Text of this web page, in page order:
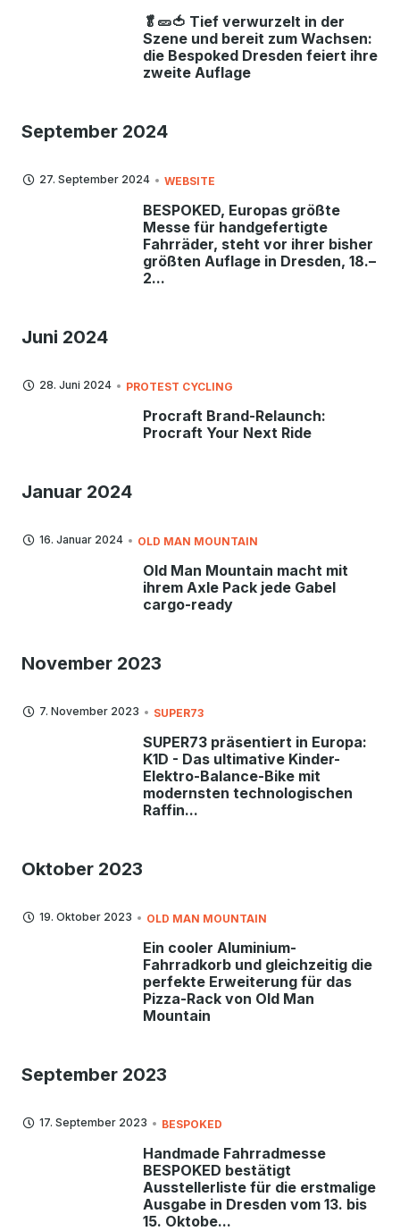
🥬🥒🍅 Tief verwurzelt in der
Szene und bereit zum Wachsen:
die Bespoked Dresden feiert ihre
zweite Auflage
September 2024
27. September 2024 WEBSITE
BESPOKED, Europas größte
Messe für handgefertigte
Fahrräder, steht vor ihrer bisher
größten Auflage in Dresden, 18.–
2...
Juni 2024
28. Juni 2024 PROTEST CYCLING
Procraft Brand-Relaunch:
Procraft Your Next Ride
Januar 2024
16. Januar 2024 OLD MAN MOUNTAIN
Old Man Mountain macht mit
ihrem Axle Pack jede Gabel
cargo-ready
November 2023
7. November 2023 SUPER73
SUPER73 präsentiert in Europa:
K1D - Das ultimative Kinder-
Elektro-Balance-Bike mit
modernsten technologischen
Raffin...
Oktober 2023
19. Oktober 2023 OLD MAN MOUNTAIN
Ein cooler Aluminium-
Fahrradkorb und gleichzeitig die
perfekte Erweiterung für das
Pizza-Rack von Old Man
Mountain
September 2023
17. September 2023 BESPOKED
Handmade Fahrradmesse
BESPOKED bestätigt
Ausstellerliste für die erstmalige
Ausgabe in Dresden vom 13. bis
15. Oktobe...